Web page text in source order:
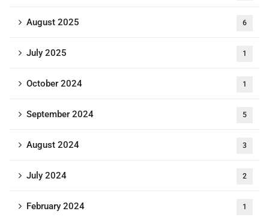
August 2025 6
July 2025 1
October 2024 1
September 2024 5
August 2024 3
July 2024 2
February 2024 1